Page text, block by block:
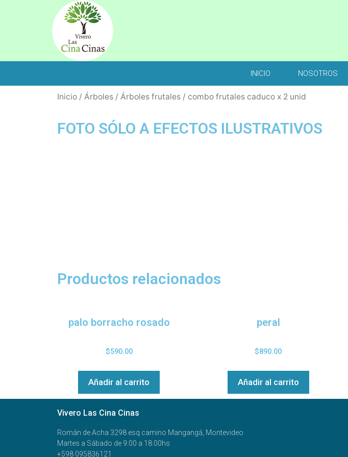
INICIO NOSOTROS
Inicio / Árboles / Árboles frutales / combo frutales caduco x 2 unid
FOTO SÓLO A EFECTOS ILUSTRATIVOS
Productos relacionados
palo borracho rosado
$590.00
Añadir al carrito
peral
$890.00
Añadir al carrito
Vivero Las Cina Cinas
Román de Acha 3298 esq camino Mangangá, Montevideo
Martes a Sábado de 9:00 a 18:00hs
+598 095836121